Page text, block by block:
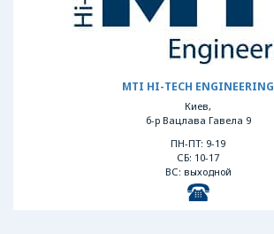
MTI HI-TECH ENGINEERING
Киев,
б-р Вацлава Гавела 9
ПН-ПТ: 9-19
СБ: 10-17
ВС: выходной